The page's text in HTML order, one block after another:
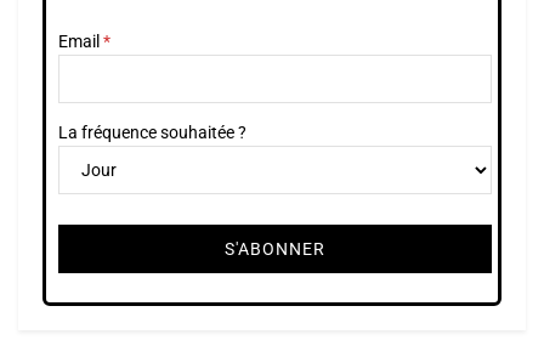
Email
La fréquence souhaitée ?